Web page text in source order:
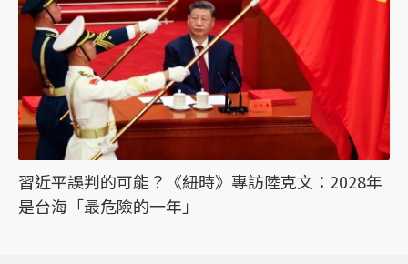
習近平誤判的可能？《紐時》專訪陸克文：2028年
是台海「最危險的一年」